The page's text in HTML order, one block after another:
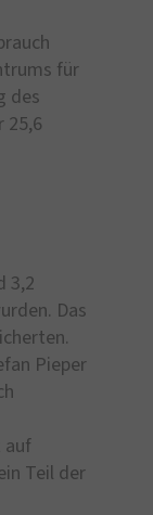
für
des
25,6
3,2
Das
Pieper
auf
Teil der